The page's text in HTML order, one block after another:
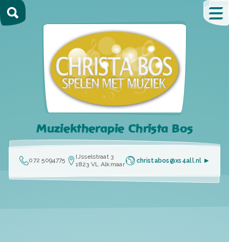
Muziektherapie Christa Bos
072 5094775
IJsselstraat 3
1823 VL Alkmaar
christabos@xs4all.nl